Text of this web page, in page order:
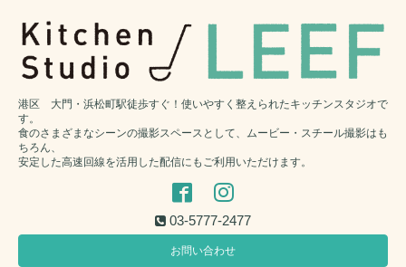
港区 大門・浜松町駅徒歩すぐ！使いやすく整えられたキッチンスタジオで
す。
食のさまざまなシーンの撮影スペースとして、ムービー・スチール撮影はも
ちろん、
安定した高速回線を活用した配信にもご利用いただけます。
03-5777-2477
お問い合わせ